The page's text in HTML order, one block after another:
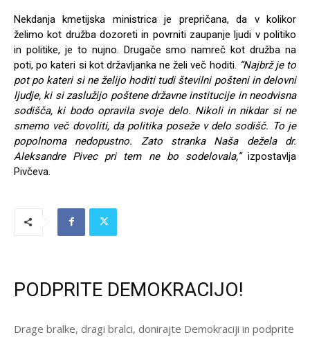
Nekdanja kmetijska ministrica je prepričana, da v kolikor
želimo kot družba dozoreti in povrniti zaupanje ljudi v politiko
in politike, je to nujno. Drugače smo namreč kot družba na
poti, po kateri si kot državljanka ne želi več hoditi. “Najbrž je to
pot po kateri si ne želijo hoditi tudi številni pošteni in delovni
ljudje, ki si zaslužijo poštene državne institucije in neodvisna
sodišča, ki bodo opravila svoje delo. Nikoli in nikdar si ne
smemo več dovoliti, da politika poseže v delo sodišč. To je
popolnoma nedopustno. Zato stranka Naša dežela dr.
Aleksandre Pivec pri tem ne bo sodelovala,”izpostavlja
Pivčeva.
PODPRITE DEMOKRACIJO!
Drage bralke, dragi bralci, donirajte Demokraciji in podprite